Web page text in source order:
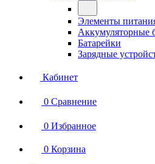
Элементы
Аккумуляторные
Батарейки
Зарядные
Кабинет
0 Сравнение
0 Избранное
0 Корзина